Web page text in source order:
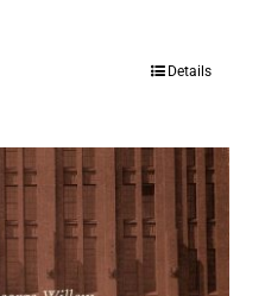
Details